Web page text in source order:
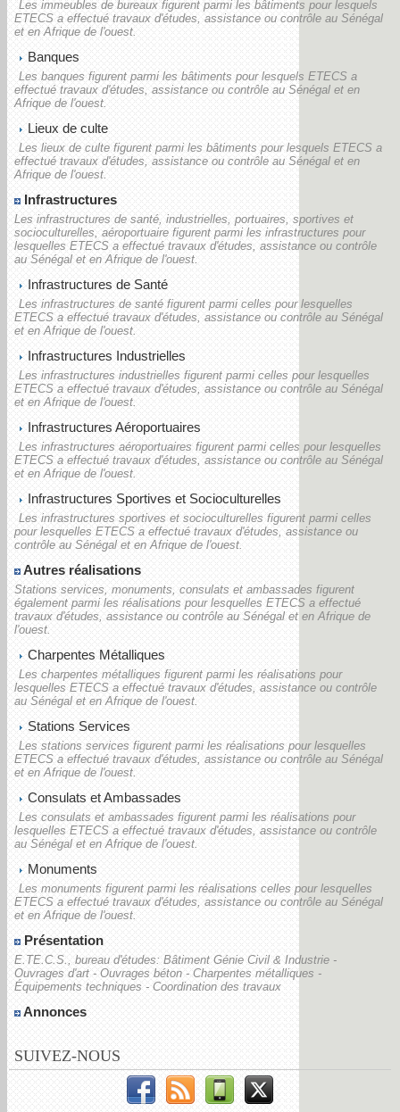
Les immeubles de bureaux figurent parmi les bâtiments pour lesquels
ETECS a effectué travaux d'études, assistance ou contrôle au Sénégal
et en Afrique de l'ouest.
Banques
Les banques figurent parmi les bâtiments pour lesquels ETECS a
effectué travaux d'études, assistance ou contrôle au Sénégal et en
Afrique de l'ouest.
Lieux de culte
Les lieux de culte figurent parmi les bâtiments pour lesquels ETECS a
effectué travaux d'études, assistance ou contrôle au Sénégal et en
Afrique de l'ouest.
Infrastructures
Les infrastructures de santé, industrielles, portuaires, sportives et
socioculturelles, aéroportuaire figurent parmi les infrastructures pour
lesquelles ETECS a effectué travaux d'études, assistance ou contrôle
au Sénégal et en Afrique de l'ouest.
Infrastructures de Santé
Les infrastructures de santé figurent parmi celles pour lesquelles
ETECS a effectué travaux d'études, assistance ou contrôle au Sénégal
et en Afrique de l'ouest.
Infrastructures Industrielles
Les infrastructures industrielles figurent parmi celles pour lesquelles
ETECS a effectué travaux d'études, assistance ou contrôle au Sénégal
et en Afrique de l'ouest.
Infrastructures Aéroportuaires
Les infrastructures aéroportuaires figurent parmi celles pour lesquelles
ETECS a effectué travaux d'études, assistance ou contrôle au Sénégal
et en Afrique de l'ouest.
Infrastructures Sportives et Socioculturelles
Les infrastructures sportives et socioculturelles figurent parmi celles
pour lesquelles ETECS a effectué travaux d'études, assistance ou
contrôle au Sénégal et en Afrique de l'ouest.
Autres réalisations
Stations services, monuments, consulats et ambassades figurent
également parmi les réalisations pour lesquelles ETECS a effectué
travaux d'études, assistance ou contrôle au Sénégal et en Afrique de
l'ouest.
Charpentes Métalliques
Les charpentes métalliques figurent parmi les réalisations pour
lesquelles ETECS a effectué travaux d'études, assistance ou contrôle
au Sénégal et en Afrique de l'ouest.
Stations Services
Les stations services figurent parmi les réalisations pour lesquelles
ETECS a effectué travaux d'études, assistance ou contrôle au Sénégal
et en Afrique de l'ouest.
Consulats et Ambassades
Les consulats et ambassades figurent parmi les réalisations pour
lesquelles ETECS a effectué travaux d'études, assistance ou contrôle
au Sénégal et en Afrique de l'ouest.
Monuments
Les monuments figurent parmi les réalisations celles pour lesquelles
ETECS a effectué travaux d'études, assistance ou contrôle au Sénégal
et en Afrique de l'ouest.
Présentation
E.TE.C.S., bureau d'études: Bâtiment Génie Civil & Industrie -
Ouvrages d'art - Ouvrages béton - Charpentes métalliques -
Équipements techniques - Coordination des travaux
Annonces
SUIVEZ-NOUS